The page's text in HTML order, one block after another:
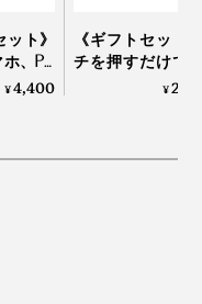
人生と同じなので、
り上げるようにして
ット》
、PC
カにす
¥4,400
《ギフトセット
チを押すだけで
かにスイッチ
¥